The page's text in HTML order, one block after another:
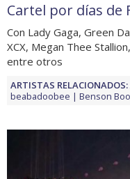
Cartel por días de
Con Lady Gaga, Green
XCX, Megan Thee
entre otros
ARTISTAS RELACIONADOS:
beabadoobee
Benson